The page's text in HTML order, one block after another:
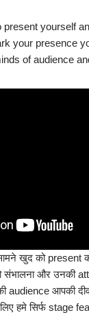
present yourself
your presence
of audience
खुद को present
और उनकी
audience आपकी
हमे सिर्फ stage